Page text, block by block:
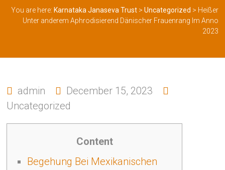
You are here: Karnataka Janaseva Trust> Uncategorized > Heißer
Unter anderem Aphrodisierend Dänischer Frauenrang Im Anno
2023
admin
December 15, 2023
Uncategorized
Content
Begehung Bei Mexikanischen